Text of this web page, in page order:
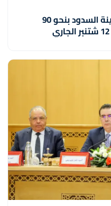
كير-زيز-غريس: انتعاش حقينة السدود بنحو 90